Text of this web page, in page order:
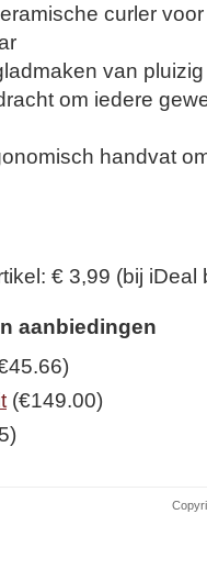
curler
van
om iedere
handvat
€ 3,99 (bij iDeal
aanbiedingen
(€149.00)